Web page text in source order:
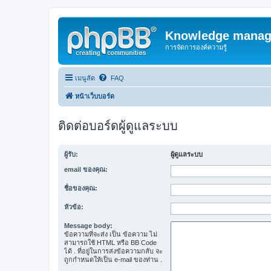
Knowledge
การจัดการองค์ความรู้
เมนูลัด FAQ
หน้าเว็บบอร์ด
ติดต่อบอร์ดผู้ดูแลระบบ
ผู้รับ: ผู้ดูแลระบบ
email ของคุณ:
ชื่อของคุณ:
หัวข้อ:
Message body:
ข้อความที่จะส่ง เป็น ข้อความ ไม่
สามารถใช้ HTML หรือ BB Code
ได้ . ที่อยู่ในการส่งข้อความกลับ จะ
ถูกกำหนดให้เป็น e-mail ของท่าน .